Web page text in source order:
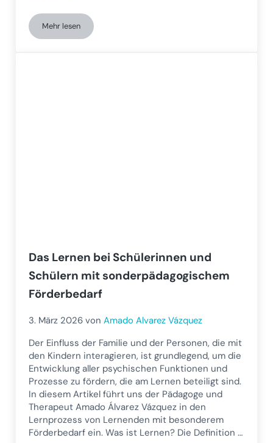
Mehr lesenKurze historische Übersicht über ADHS und ihre
Das Lernen bei Schülerinnen und
Schülern mit sonderpädagogischem
Förderbedarf
3. März 2026 vonAmado Alvarez Vázquez
Der Einfluss der Familie und der Personen, die mit
den Kindern interagieren, ist grundlegend, um die
Entwicklung aller psychischen Funktionen und
Prozesse zu fördern, die am Lernen beteiligt sind.
In diesem Artikel führt uns der Pädagoge und
Therapeut Amado Álvarez Vázquez in den
Lernprozess von Lernenden mit besonderem
Förderbedarf ein. Was ist Lernen? Die Definition …